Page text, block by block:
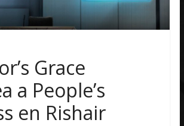
Grace
a People’s
en Rishair